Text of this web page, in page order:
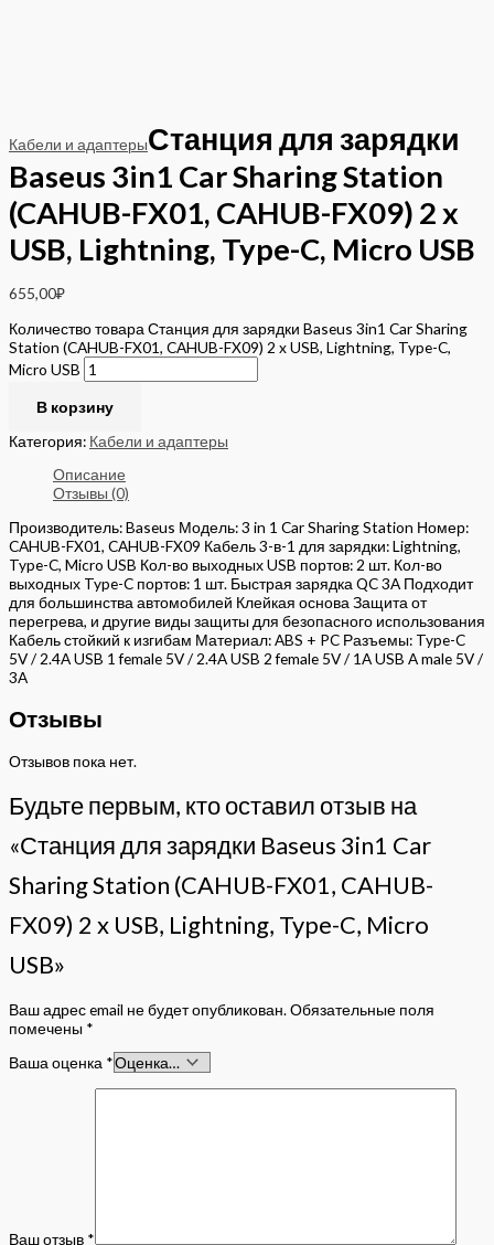
Кабели и адаптерыСтанция для зарядки
Baseus 3in1 Car Sharing Station
(CAHUB-FX01, CAHUB-FX09) 2 x
USB, Lightning, Type-C, Micro USB
655,00₽
Количество товара Станция для зарядки Baseus 3in1 Car Sharing
Station (CAHUB-FX01, CAHUB-FX09) 2 x USB, Lightning, Type-C,
Micro USB
В корзину
Категория: Кабели и адаптеры
Описание
Отзывы (0)
Производитель: Baseus Модель: 3 in 1 Car Sharing Station Номер:
CAHUB-FX01, CAHUB-FX09 Кабель 3-в-1 для зарядки: Lightning,
Type-C, Micro USB Кол-во выходных USB портов: 2 шт. Кол-во
выходных Type-C портов: 1 шт. Быстрая зарядка QC 3A Подходит
для большинства автомобилей Клейкая основа Защита от
перегрева, и другие виды защиты для безопасного использования
Кабель стойкий к изгибам Материал: ABS + PC Разъемы: Type-C
5V / 2.4A USB 1 female 5V / 2.4A USB 2 female 5V / 1A USB A male 5V /
3A
Отзывы
Отзывов пока нет.
Будьте первым, кто оставил отзыв на
«Станция для зарядки Baseus 3in1 Car
Sharing Station (CAHUB-FX01, CAHUB-
FX09) 2 x USB, Lightning, Type-C, Micro
USB»
Ваш адрес email не будет опубликован.Обязательные поля
помечены *
Ваша оценка *
Ваш отзыв *